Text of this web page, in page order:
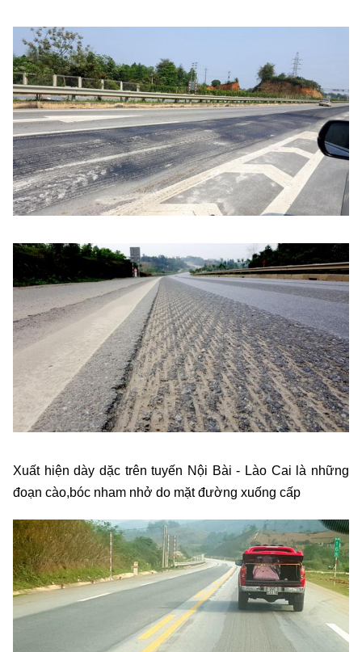
Xuất hiện dày dặc trên tuyến Nội Bài - Lào Cai là những
đoạn cào,bóc nham nhở do mặt đường xuống cấp